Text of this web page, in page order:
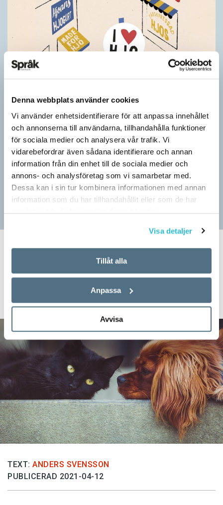
Denna webbplats använder cookies
Vi använder enhetsidentifierare för att anpassa innehållet
och annonserna till användarna, tillhandahålla funktioner
för sociala medier och analysera vår trafik. Vi
vidarebefordrar även sådana identifierare och annan
information från din enhet till de sociala medier och
annons- och analysföretag som vi samarbetar med.
Dessa kan i sin tur kombinera informationen med annan
information som du har tillhandahållit eller som de har
samlat in när du har använt deras tjänster.
Visa detaljer
Tillåt alla
Anpassa
Avvisa
Pressmeddelande: Hjovisst älskar vi
ordvitsar!
– Vinnarna visar att lyckade ordvitsar alltid går hem. En bra
kommunslogan kombinerar ett träffsäkert budskap om
kommunen med en humoristisk knorr, säger Anders Svensson,
Veckans nyord:
djuränkling
TEXT: ANDERS SVENSSON
PUBLICERAD 2021-04-12